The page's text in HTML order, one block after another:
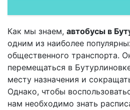
Как мы знаем, автобусы в
одним из наиболее
общественного транспорта.
перемещаться в
месту назначения и
Однако, чтобы
нам необходимо знать